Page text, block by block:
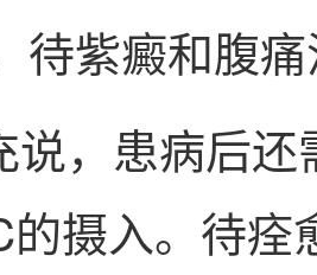
待紫癜和腹
说，患病后
摄入。待